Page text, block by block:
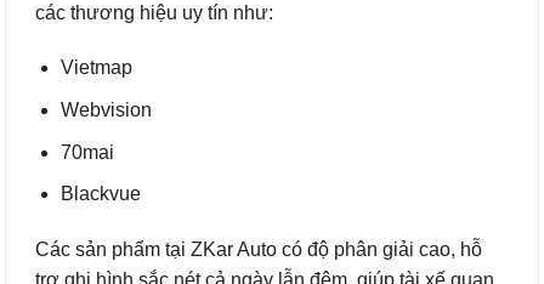
các thương hiệu uy tín như:
Vietmap
Webvision
70mai
Blackvue
Các sản phẩm tại ZKar Auto có độ phân giải cao, hỗ
trợ ghi hình sắc nét cả ngày lẫn đêm, giúp tài xế quan